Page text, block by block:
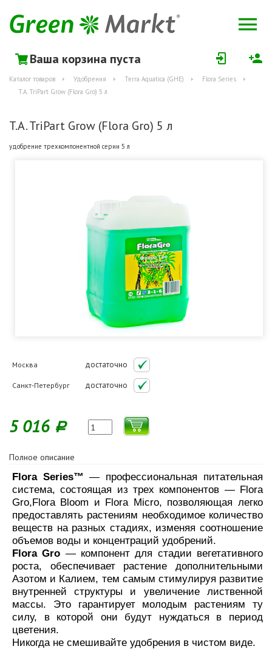
Ваша корзина пуста
Каталог товаров Удобрения Terra Aquatica (GHE)
Flora Series
T.A. TriPart Grow (Flora Gro) 5 л
T.A. TriPart Grow (Flora Gro) 5 л
удобрение трехкомпонентной серии 5 л
Москва достаточно
Санкт-Петербург достаточно
5 016 Р
Полное описание
Flora Series™ — профессиональная питательная
система, состоящая из трех компонентов — Flora
Gro,Flora Bloom и Flora Micro, позволяющая легко
предоставлять растениям необходимое количество
веществ на разных стадиях, изменяя соотношение
объемов воды и концентраций удобрений.
Flora Gro — компонент для стадии вегетативного
роста, обеспечивает растение дополнительными
Азотом и Калием, тем самым стимулируя развитие
внутренней структуры и увеличение лиственной
массы. Это гарантирует молодым растениям ту
силу, в которой они будут нуждаться в период
цветения.
Никогда не смешивайте удобрения в чистом виде.